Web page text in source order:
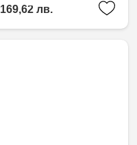
169,62 лв.